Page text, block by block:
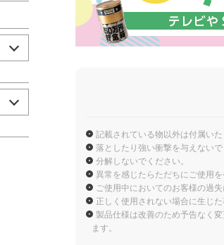
記載されている物以外は付属いた
落としたり強い衝撃を与えないで
分解しないでください。
異常を感じたらただちにご使用
ご使用中においてのお客様の過
正しく使用されない場合に生じ
製品仕様は改善のため予告なく
ます。